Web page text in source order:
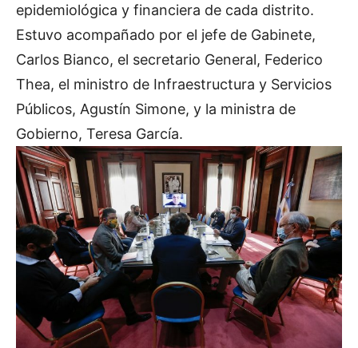
epidemiológica y financiera de cada distrito.
Estuvo acompañado por el jefe de Gabinete,
Carlos Bianco, el secretario General, Federico
Thea, el ministro de Infraestructura y Servicios
Públicos, Agustín Simone, y la ministra de
Gobierno, Teresa García.